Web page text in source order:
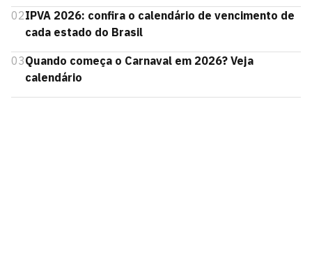
02IPVA 2026: confira o calendário de vencimento de
cada estado do Brasil
03Quando começa o Carnaval em 2026? Veja
calendário